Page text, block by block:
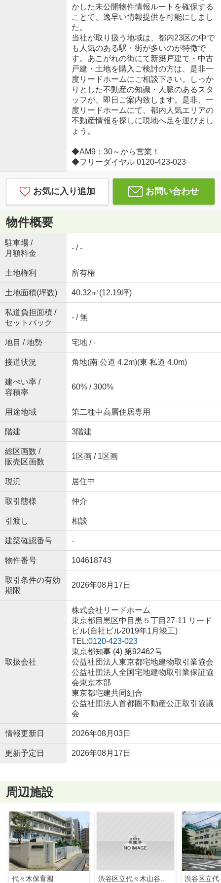
かした未公開物件情報ルートを確保する
ことで、逸早い情報提供を可能にしまし
た。
当社が取り扱う地域は、都内23区の中で
も人気のある駅・街が多いのが特徴で
す。あこがれの街にて新築戸建て・中古
戸建・土地を購入ご検討の方は、是非一
度リードホームにご相談下さい。しっか
りとした不動産の知識・人脈のあるスタ
ッフが、即日ご案内致します。是非、一
度リードホームにて、都内人気エリアの
不動産情報を探しに現地へ足を運びまし
ょう。
◆AM9：30～から営業！
◆フリーダイヤル 0120-423-023
お気に入り追加 お問い合わせ
物件概要
駐車場 /
月額料金
- / -
土地権利 所有権
土地面積(坪数) 40.32㎡(12.19坪)
私道負担面積 /
セットバック
- / 無
地目 / 地勢 宅地 / -
接道状況 角地(南 公道 4.2m)(東 私道 4.0m)
建ぺい率 /
容積率
60% / 300%
用途地域 第二種中高層住居専用
階建 3階建
総区画数 /
販売区画数
1区画 / 1区画
現況 居住中
取引態様 仲介
引渡し 相談
建築確認番号 -
物件番号 104618743
取引条件の有効
期限
2026年08月17日
取扱会社
株式会社リードホーム
東京都目黒区中目黒５丁目27-11 リード
ビル(自社ビル2019年1月竣工)
TEL:0120-423-023
東京都知事 (4) 第92462号
公益社団法人東京都宅地建物取引業協会
公益社団法人全国宅地建物取引業保証協
会東京本部
東京都宅建共同組合
公益社団法人首都圏不動産公正取引協議
会
情報更新日 2026年08月03日
更新予定日 2026年08月17日
周辺施設
代々木保育園
渋谷区立代